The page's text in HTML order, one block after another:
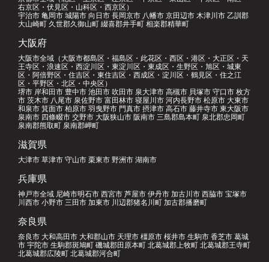
右京区・伏見区・山科区・西京区）
宇治市 亀岡市 城陽市 向日市 長岡京市 八幡市 京田辺市 木津川市 乙訓郡
大山崎町 久世郡久御山町 綴喜郡井手町 相楽郡精華町
大阪府
大阪市全域（大阪市都島区・福島区・此花区・西区・港区・大正区・天
王寺区・浪速区・西淀川区・東淀川区・東成区・生野区・旭区・城東
区・阿倍野区・住吉区・東住吉区・西成区・淀川区・鶴見区・住之江
区・平野区・北区・中央区）
堺市 岸和田市 豊中市 池田市 吹田市 泉大津市 高槻市 貝塚市 守口市 枚方
市 茨木市 八尾市 泉佐野市 富田林市 寝屋川市 河内長野市 松原市 大東市
和泉市 箕面市 柏原市 羽曳野市 門真市 摂津市 高石市 藤井寺市 東大阪市
泉南市 四條畷市 交野市 大阪狭山市 阪南市 三島郡島本町 泉北郡忠岡町
泉南郡熊取町 泉南郡岬町
滋賀県
大津市 草津市 守山市 栗東市 野洲市 湖南市
兵庫県
神戸市全域 尼崎市明石市 西宮市 芦屋市 伊丹市 加古川市 西脇市 宝塚市
川西市 小野市 三田市 加東市 川辺郡猪名川町 加古郡播磨町
奈良県
奈良市 大和高田市 大和郡山市 天理市 橿原市 桜井市 生駒市 香芝市 葛城
市 宇陀市 生駒郡斑鳩町 磯城郡田原本町 北葛城郡上牧町 北葛城郡王寺町
北葛城郡広陵町 北葛城郡河合町